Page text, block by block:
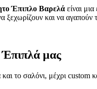
Έπιπλο Βαρελά είναι
και να αγαπούν
Έπιπλά μας
το σαλόνι, μέχρι custom